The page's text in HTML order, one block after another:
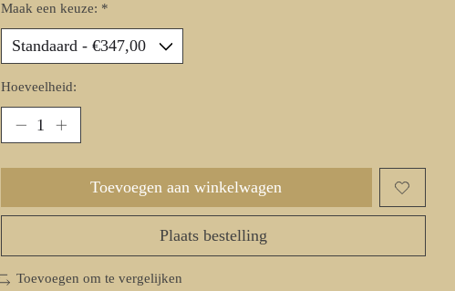
Maak een keuze: *
Hoeveelheid:
Toevoegen aan winkelwagen
Plaats bestelling
Toevoegen om te vergelijken